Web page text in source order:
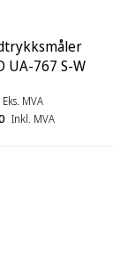
UA-767 S-W
Eks. MVA
Inkl. MVA